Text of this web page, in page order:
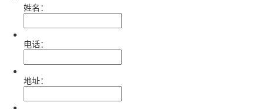
姓名：
电话：
地址：